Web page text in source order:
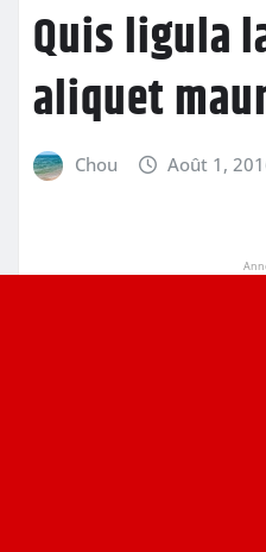
Quis ligula
aliquet
Chou Août 1,